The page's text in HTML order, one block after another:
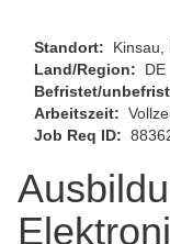
Standort: Kinsau,
Land/Region: DE
Befristet/
Arbeitszeit:
Job Req ID: